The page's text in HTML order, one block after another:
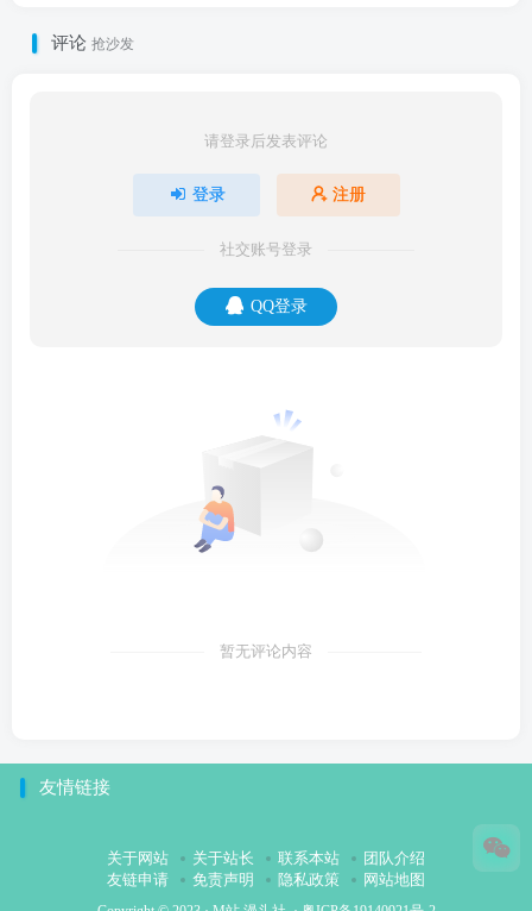
评论 抢沙发
请登录后发表评论
登录 注册
社交账号登录
QQ登录
暂无评论内容
友情链接
关于网站 关于站长 联系本站
团队介绍
友链申请
免责声明 隐私政策 网站地图